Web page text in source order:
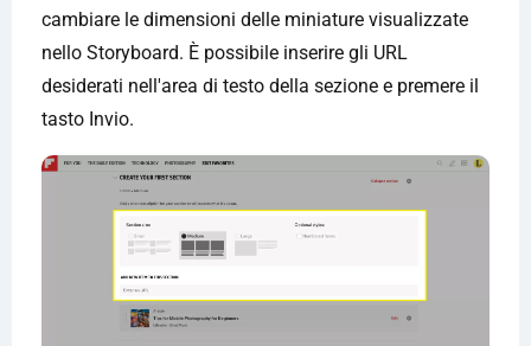
cambiare le dimensioni delle miniature visualizzate
nello Storyboard. È possibile inserire gli URL
desiderati nell'area di testo della sezione e premere il
tasto Invio.